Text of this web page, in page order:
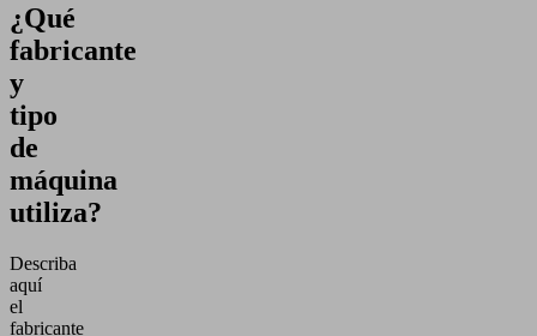
¿Qué
fabricante
y
tipo
de
máquina
utiliza?
Describa
aquí
el
fabricante